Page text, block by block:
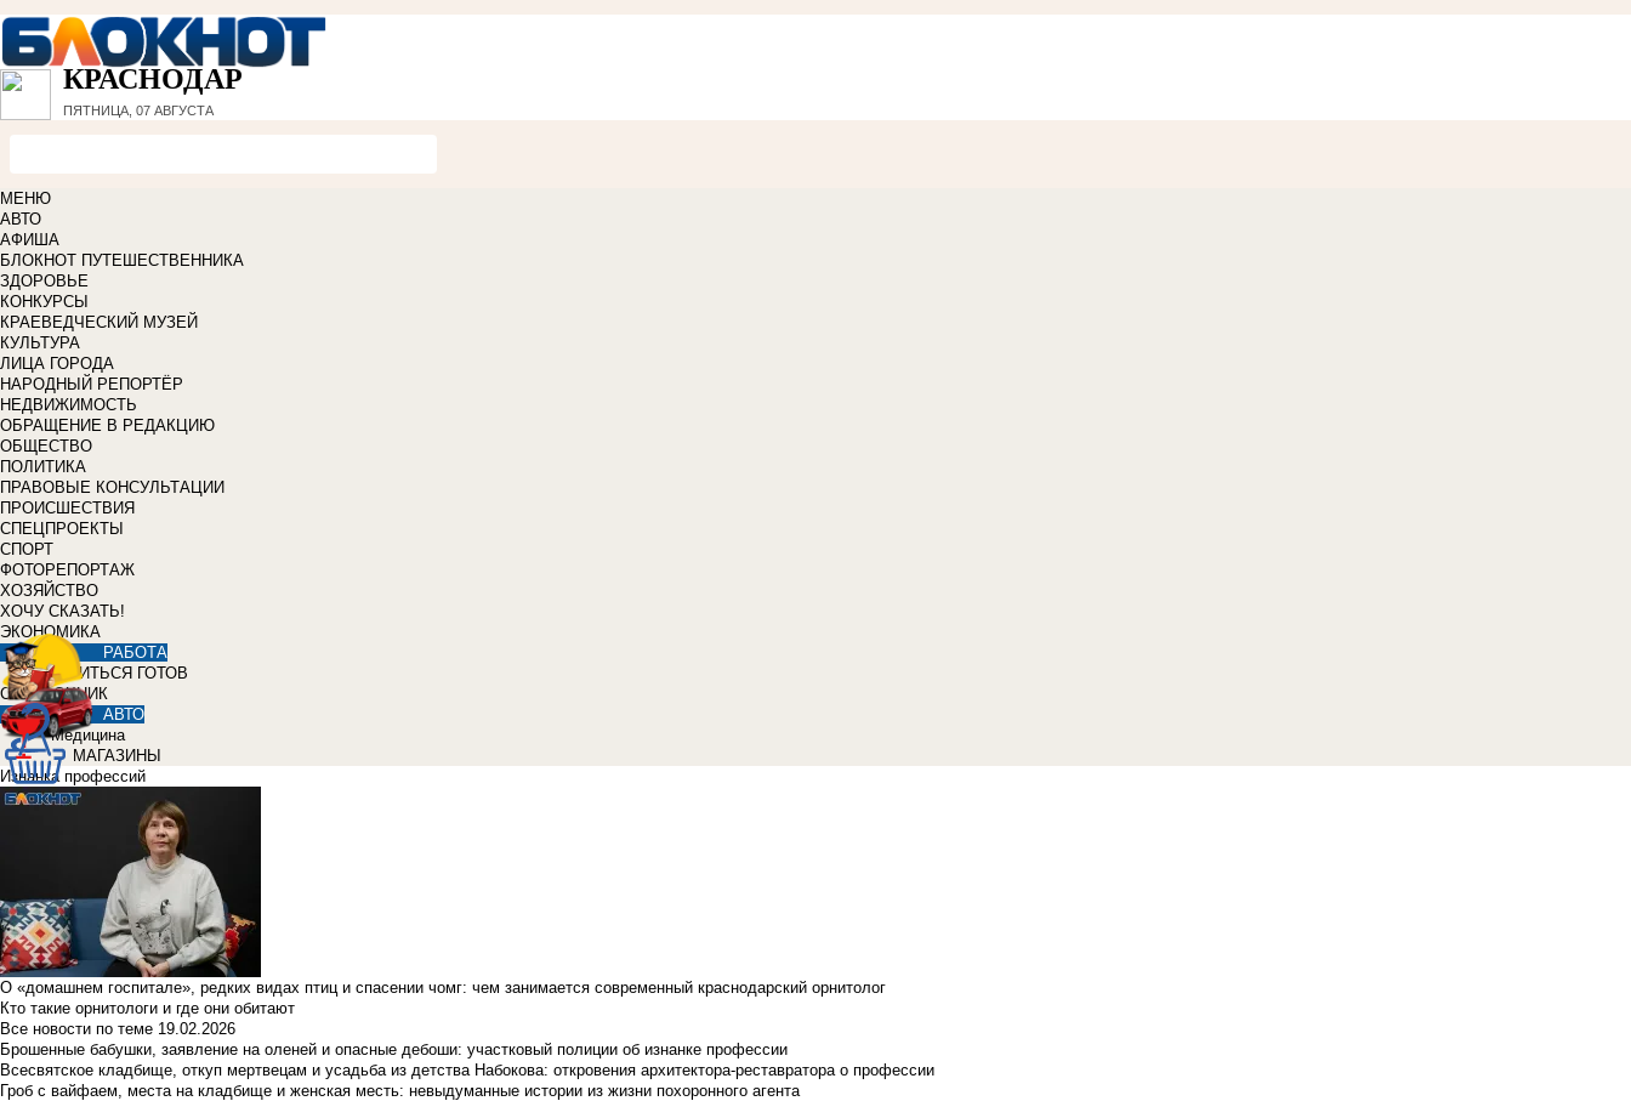
КРАСНОДАР
ПЯТНИЦА, 07 АВГУСТА
МЕНЮ
АВТО
АФИША
БЛОКНОТ ПУТЕШЕСТВЕННИКА
ЗДОРОВЬЕ
КОНКУРСЫ
КРАЕВЕДЧЕСКИЙ МУЗЕЙ
КУЛЬТУРА
ЛИЦА ГОРОДА
НАРОДНЫЙ РЕПОРТЁР
НЕДВИЖИМОСТЬ
ОБРАЩЕНИЕ В РЕДАКЦИЮ
ОБЩЕСТВО
ПОЛИТИКА
ПРАВОВЫЕ КОНСУЛЬТАЦИИ
ПРОИСШЕСТВИЯ
СПЕЦПРОЕКТЫ
СПОРТ
ФОТОРЕПОРТАЖ
ХОЗЯЙСТВО
ХОЧУ СКАЗАТЬ!
ЭКОНОМИКА
РАБОТА
УЧИТЬСЯ ГОТОВ
СПРАВОЧНИК
АВТО
Медицина
МАГАЗИНЫ
Изнанка профессий
О «домашнем госпитале», редких видах птиц и спасении чомг: чем занимается современный краснодарский орнитолог
Кто такие орнитологи и где они обитают
Все новости по теме 19.02.2026
Брошенные бабушки, заявление на оленей и опасные дебоши: участковый полиции об изнанке профессии
Всесвятское кладбище, откуп мертвецам и усадьба из детства Набокова: откровения архитектора-реставратора о профессии
Гроб с вайфаем, места на кладбище и женская месть: невыдуманные истории из жизни похоронного агента